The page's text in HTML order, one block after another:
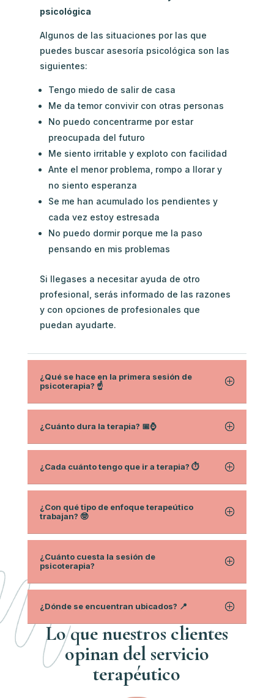
psicológica
Algunos de las situaciones por las que
puedes buscar asesoría psicológica son las
siguientes:
Tengo miedo de salir de casa
Me da temor convivir con otras personas
No puedo concentrarme por estar
preocupada del futuro
Me siento irritable y exploto con facilidad
Ante el menor problema, rompo a llorar y
no siento esperanza
Se me han acumulado los pendientes y
cada vez estoy estresada
No puedo dormir porque me la paso
pensando en mis problemas
Si llegases a necesitar ayuda de otro
profesional, serás informado de las razones
y con opciones de profesionales que
puedan ayudarte.
¿Qué se hace en la primera sesión de
psicoterapia? ☝️
¿Cuánto dura la terapia? 📅⌚
¿Cada cuánto tengo que ir a terapia? ⏱
¿Con qué tipo de enfoque terapeútico
trabajan? 🤓
¿Cuánto cuesta la sesión de
psicoterapia?
¿Dónde se encuentran ubicados? 📍
Lo que nuestros clientes
opinan del servicio
terapéutico